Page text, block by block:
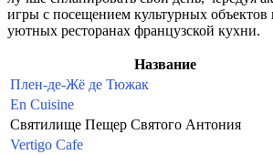
игры с посещением культурных
уютных ресторанах французской кухни.
Название
Плен-де-Жё де Тюжак
En Cuisine
Святилище Пещер Святого Антония
Vertigo Cafe